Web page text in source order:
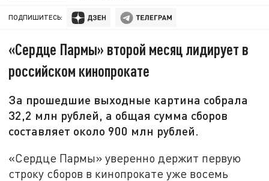
ПОДПИШИТЕСЬ:
«Сердце Пармы» второй месяц лидирует в
российском кинопрокате
За прошедшие выходные картина собрала
32,2 млн рублей, а общая сумма сборов
составляет около 900 млн рублей.
«Сердце Пармы» уверенно держит первую
строку сборов в кинопрокате уже восемь